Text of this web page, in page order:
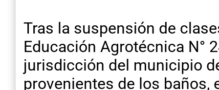
Tras la suspensión de
Educación Agrotécnica N°
jurisdicción del municipio
provenientes de los baños,